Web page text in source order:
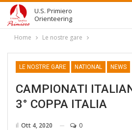
U.S. Primiero
Orienteering
Home Le nostre gare
LE NOSTRE GARE NATIONAL NEWS
CAMPIONATI
3° COPPA ITALIA
il Ott 4, 2020 0